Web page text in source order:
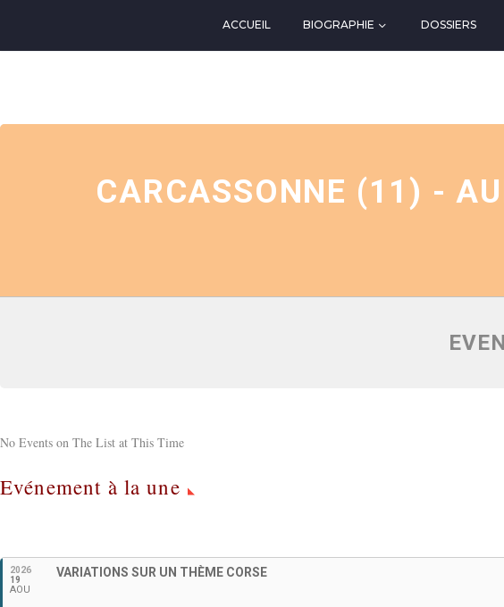
ACCUEIL BIOGRAPHIE DOSSIERS
CARCASSONNE (11) -
No Events on The List at This Time
Evénement à la une
2026
19
AOU
VARIATIONS SUR UN THÈME CORSE